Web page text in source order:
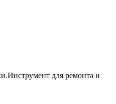
для ремонта и